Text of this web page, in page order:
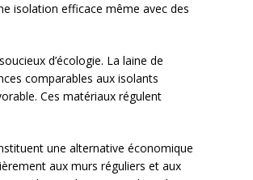
isolation efficace même avec des
d’écologie. La laine de
comparables aux isolants
Ces matériaux régulent
une alternative économique
aux murs réguliers et aux